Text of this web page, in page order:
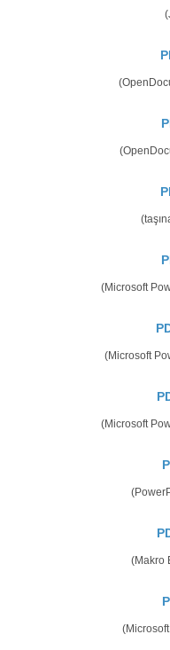
(Microsoft
(Microsoft
(Microsoft
(Makro